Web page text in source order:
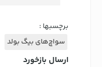
برچسبها :
سواچ‌های بیگ بولد
ارسال بازخورد